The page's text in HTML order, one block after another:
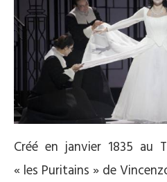
Créé en janvier 1835 au
« les Puritains » de